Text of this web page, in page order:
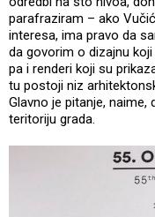
parafraziram – ako
interesa, ima pravo da
da govorim o dizajnu
pa i renderi koji su
tu postoji niz
Glavno je pitanje,
teritoriju grada.